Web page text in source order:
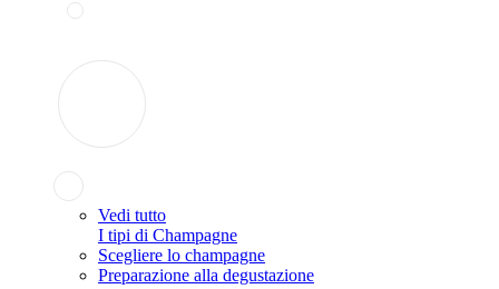
Vedi tutto
I tipi di Champagne
Scegliere lo champagne
Preparazione alla degustazione